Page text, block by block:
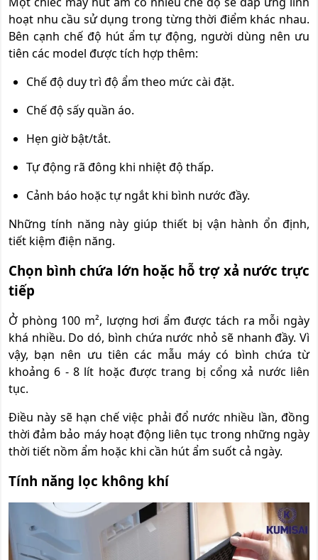
hoạt nhu cầu sử dụng trong từng thời điểm khác nhau.
Bên cạnh chế độ hút ẩm tự động, người dùng nên ưu
tiên các model được tích hợp thêm:
Chế độ duy trì độ ẩm theo mức cài đặt.
Chế độ sấy quần áo.
Hẹn giờ bật/tắt.
Tự động rã đông khi nhiệt độ thấp.
Cảnh báo hoặc tự ngắt khi bình nước đầy.
Những tính năng này giúp thiết bị vận hành ổn định,
tiết kiệm điện năng.
Chọn bình chứa lớn hoặc hỗ trợ xả nước trực
tiếp
Ở phòng 100 m², lượng hơi ẩm được tách ra mỗi ngày
khá nhiều. Do dó, bình chứa nước nhỏ sẽ nhanh đầy. Vì
vậy, bạn nên ưu tiên các mẫu máy có bình chứa từ
khoảng 6 - 8 lít hoặc được trang bị cổng xả nước liên
tục.
Điều này sẽ hạn chế việc phải đổ nước nhiều lần, đồng
thời đảm bảo máy hoạt động liên tục trong những ngày
thời tiết nồm ẩm hoặc khi cần hút ẩm suốt cả ngày.
Tính năng lọc không khí